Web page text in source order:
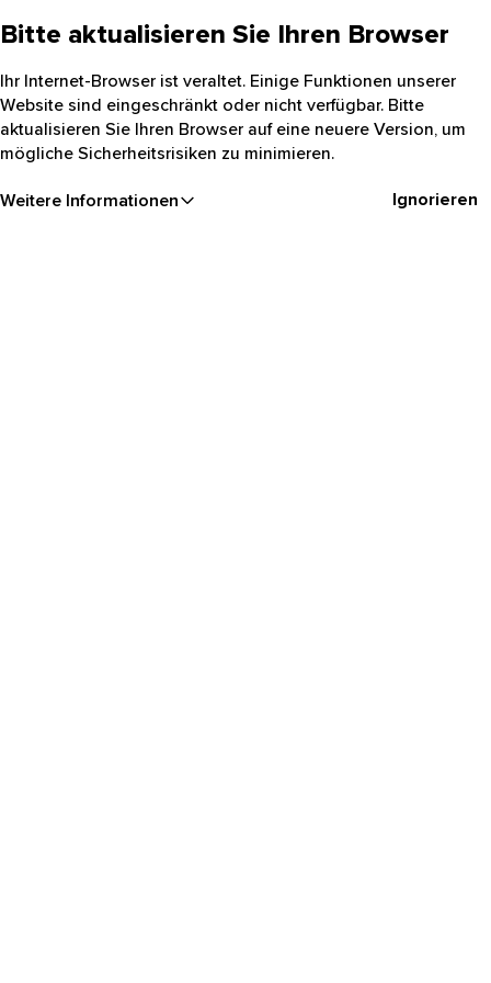
Bitte aktualisieren Sie Ihren Browser
Ihr Internet-Browser ist veraltet. Einige Funktionen unserer
Website sind eingeschränkt oder nicht verfügbar. Bitte
aktualisieren Sie Ihren Browser auf eine neuere Version, um
mögliche Sicherheitsrisiken zu minimieren.
Weitere Informationen Ignorieren